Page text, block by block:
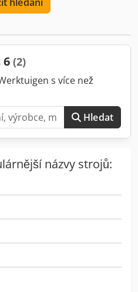
6 (2)
s více než
Hledat
názvy strojů: